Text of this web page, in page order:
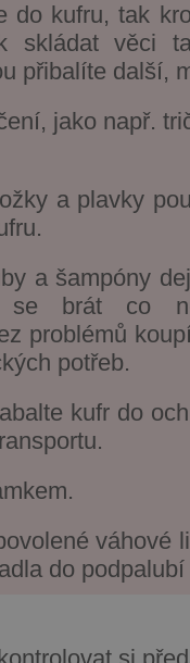
do kufru, tak
skládat věci
přibalíte další,
jako např.
a plavky
a šampóny
brát co
problémů
potřeb.
kufr do
váhové
do